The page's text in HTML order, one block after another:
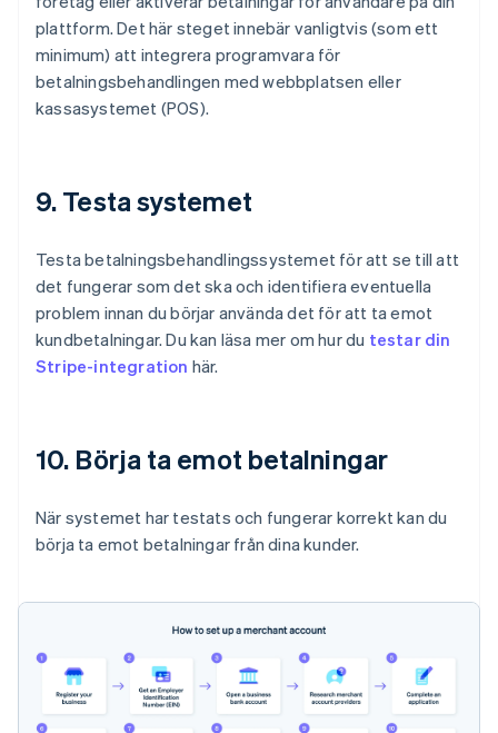
plattform. Det här steget innebär vanligtvis (som ett
minimum) att integrera programvara för
betalningsbehandlingen med webbplatsen eller
kassasystemet (POS).
9. Testa systemet
Testa betalningsbehandlingssystemet för att se till att
det fungerar som det ska och identifiera eventuella
problem innan du börjar använda det för att ta emot
kundbetalningar. Du kan läsa mer om hur du testar din
Stripe-integration här.
10. Börja ta emot betalningar
När systemet har testats och fungerar korrekt kan du
börja ta emot betalningar från dina kunder.